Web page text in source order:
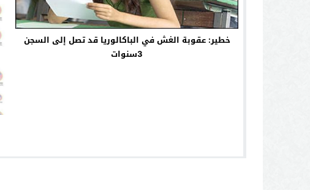
خطير: عقوبة الغش في الباكالوريا قد تصل إلى السجن
3سنوات